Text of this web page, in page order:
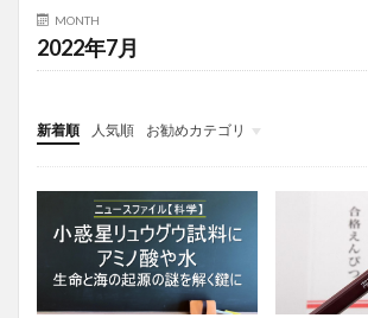
MONTH
2022年7月
新着順 人気順
お勧めカテゴリ
投稿
学び
マンガ
電子書籍